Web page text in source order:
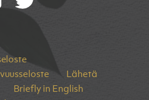
Lähetä
Briefly in English